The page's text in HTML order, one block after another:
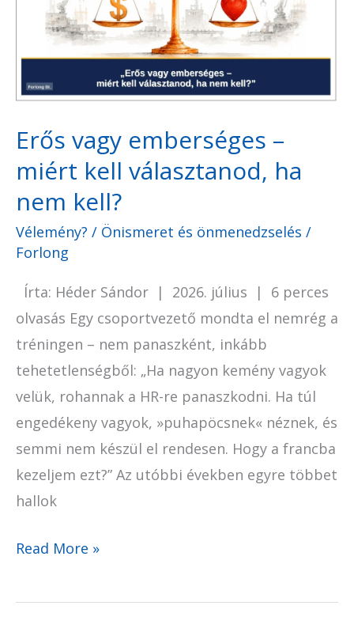
Erős vagy emberséges –
miért kell választanod, ha
nem kell?
Vélemény? / Önismeret és önmenedzselés /
Forlong
Írta: Héder Sándor | 2026. július | 6 perces
olvasás Egy csoportvezető mondta el nemrég a
tréningen – nem panaszként, inkább
tehetetlenségből: „Ha nagyon kemény vagyok
velük, rohannak a HR-re panaszkodni. Ha túl
engedékeny vagyok, »puhapöcsnek« néznek, és
semmi nem készül el rendesen. Hogy a francba
kezeljem ezt?” Az utóbbi években egyre többet
hallok
miért
kell
választanod,
nem
kell?
Read More »